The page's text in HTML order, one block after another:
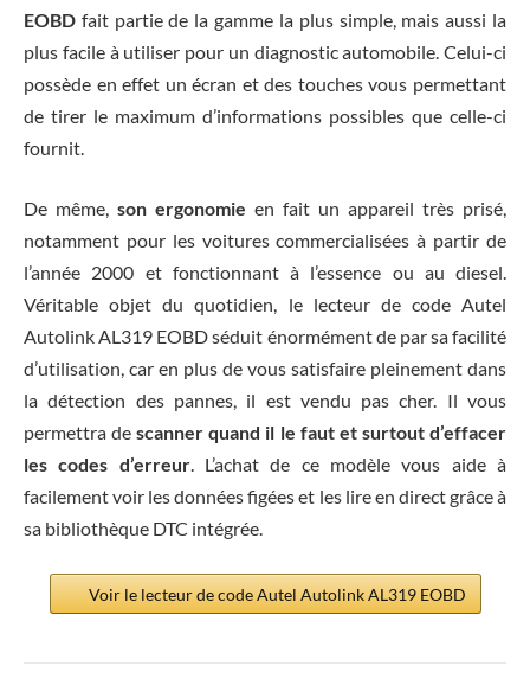
EOBD fait partie de la gamme la plus simple, mais aussi la
plus facile à utiliser pour un diagnostic automobile. Celui-ci
possède en effet un écran et des touches vous permettant
de tirer le maximum d’informations possibles que celle-ci
fournit.
De même, son ergonomie en fait un appareil très prisé,
notamment pour les voitures commercialisées à partir de
l’année 2000 et fonctionnant à l’essence ou au diesel.
Véritable objet du quotidien, le lecteur de code Autel
Autolink AL319 EOBD séduit énormément de par sa facilité
d’utilisation, car en plus de vous satisfaire pleinement dans
la détection des pannes, il est vendu pas cher. Il vous
permettra descanner quand il le faut et surtout d’effacer
les codes d’erreur. L’achat de ce modèle vous aide à
facilement voir les données figées et les lire en direct grâce à
sa bibliothèque DTC intégrée.
Voir le lecteur de code Autel Autolink AL319 EOBD